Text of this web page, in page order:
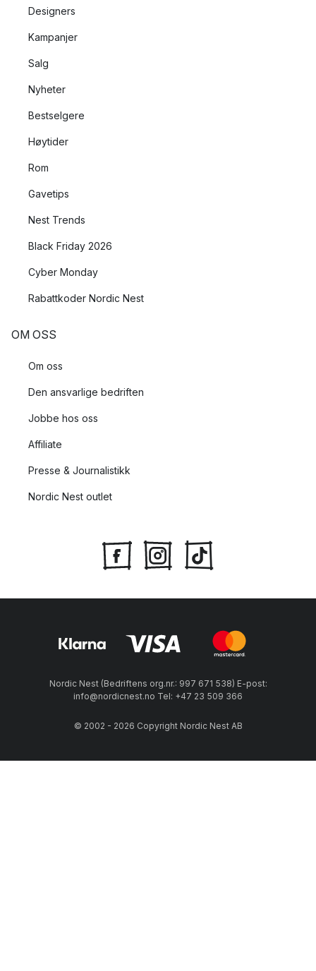
Designers
Kampanjer
Salg
Nyheter
Bestselgere
Høytider
Rom
Gavetips
Nest Trends
Black Friday 2026
Cyber Monday
Rabattkoder Nordic Nest
OM OSS
Om oss
Den ansvarlige bedriften
Jobbe hos oss
Affiliate
Presse & Journalistikk
Nordic Nest outlet
Nordic Nest (Bedriftens org.nr.: 997 671 538) E-post:
info@nordicnest.no Tel: +47 23 509 366
© 2002 - 2026 Copyright Nordic Nest AB